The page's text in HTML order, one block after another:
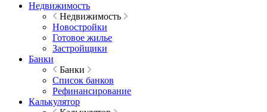
Недвижимость
Недвижимость
Новостройки
Готовое жилье
Застройщики
Банки
Банки
Список банков
Рефинансирование
Калькулятор